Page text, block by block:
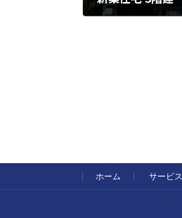
ホーム サービス